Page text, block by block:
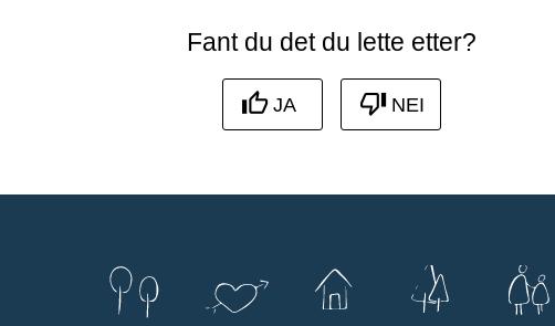
Fant du det du lette etter?
JA NEI